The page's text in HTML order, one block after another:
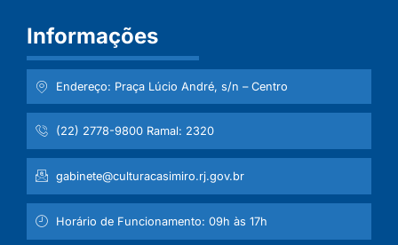
Informações
Endereço: Praça Lúcio André, s/n – Centro
(22) 2778-9800 Ramal: 2320
gabinete@culturacasimiro.rj.gov.br
Horário de Funcionamento: 09h às 17h